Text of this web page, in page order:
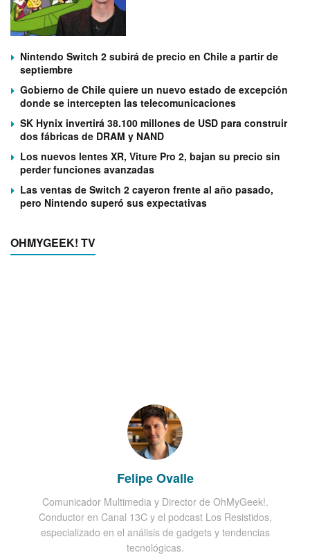
Nintendo Switch 2 subirá de precio en Chile a partir de
septiembre
Gobierno de Chile quiere un nuevo estado de excepción
donde se intercepten las telecomunicaciones
SK Hynix invertirá 38.100 millones de USD para construir
dos fábricas de DRAM y NAND
Los nuevos lentes XR, Viture Pro 2, bajan su precio sin
perder funciones avanzadas
Las ventas de Switch 2 cayeron frente al año pasado,
pero Nintendo superó sus expectativas
OHMYGEEK! TV
Felipe Ovalle
Comunicador Multimedia y Director de OhMyGeek!.
Conductor en Canal 13C y el podcast Los Resistidos,
especializado en el análisis de gadgets y tendencias
tecnológicas.